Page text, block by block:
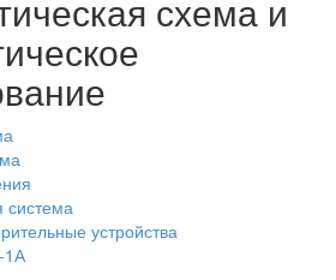
схема и
система
устройства
1А